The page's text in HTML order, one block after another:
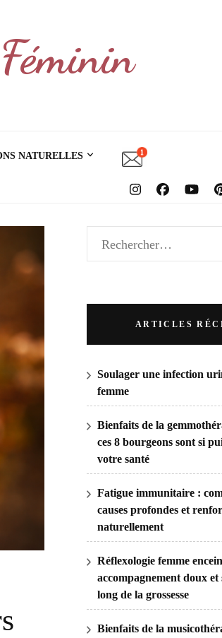
NATURELLES
ARTICLES
Soulager une infection
femme
Bienfaits de la
ces 8 bourgeons sont si
votre santé
Fatigue immunitaire :
causes profondes et
naturellement
Réflexologie femme
accompagnement doux et
long de la grossesse
Bienfaits de la